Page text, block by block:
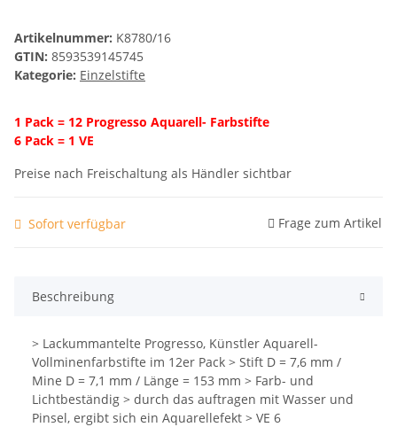
Artikelnummer: K8780/16
GTIN: 8593539145745
Kategorie: Einzelstifte
1 Pack = 12 Progresso Aquarell- Farbstifte
6 Pack = 1 VE
Preise nach Freischaltung als Händler sichtbar
Sofort verfügbar Frage zum Artikel
Beschreibung
> Lackummantelte Progresso, Künstler Aquarell-
Vollminenfarbstifte im 12er Pack > Stift D = 7,6 mm /
Mine D = 7,1 mm / Länge = 153 mm > Farb- und
Lichtbeständig > durch das auftragen mit Wasser und
Pinsel, ergibt sich ein Aquarellefekt > VE 6